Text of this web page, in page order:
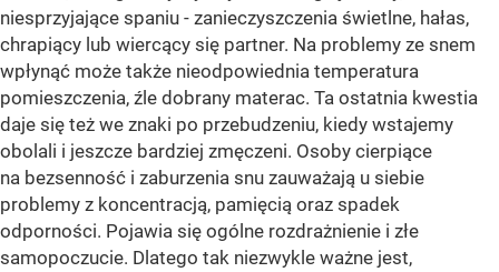
niesprzyjające spaniu - zanieczyszczenia świetlne, hałas,
chrapiący lub wiercący się partner. Na problemy ze snem
wpłynąć może także nieodpowiednia temperatura
pomieszczenia, źle dobrany materac. Ta ostatnia kwestia
daje się też we znaki po przebudzeniu, kiedy wstajemy
obolali i jeszcze bardziej zmęczeni. Osoby cierpiące
na bezsenność i zaburzenia snu zauważają u siebie
problemy z koncentracją, pamięcią oraz spadek
odporności. Pojawia się ogólne rozdrażnienie i złe
samopoczucie. Dlatego tak niezwykle ważne jest,